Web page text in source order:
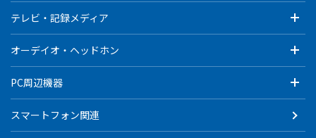
テレビ・記録メディア
オーデイオ・ヘッドホン
PC周辺機器
スマートフォン関連